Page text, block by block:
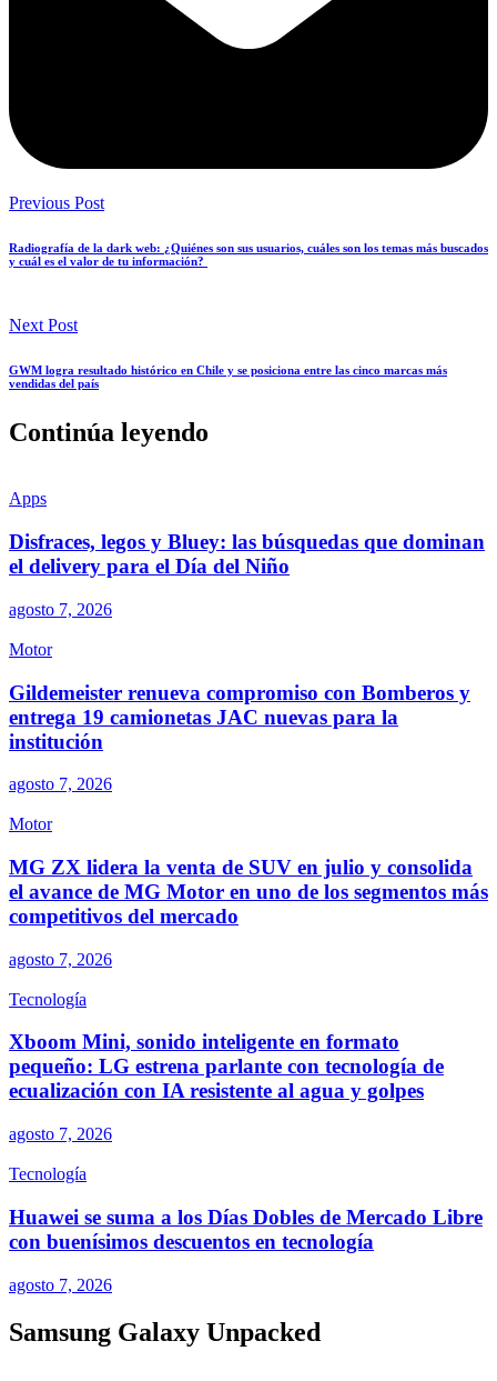
Previous Post
Radiografía de la dark web: ¿Quiénes son sus usuarios, cuáles son los temas más buscados
y cuál es el valor de tu información?
Next Post
GWM logra resultado histórico en Chile y se posiciona entre las cinco marcas más
vendidas del país
Continúa leyendo
Apps
Disfraces, legos y Bluey: las búsquedas que dominan
el delivery para el Día del Niño
agosto 7, 2026
Motor
Gildemeister renueva compromiso con Bomberos y
entrega 19 camionetas JAC nuevas para la
institución
agosto 7, 2026
Motor
MG ZX lidera la venta de SUV en julio y consolida
el avance de MG Motor en uno de los segmentos más
competitivos del mercado
agosto 7, 2026
Tecnología
Xboom Mini, sonido inteligente en formato
pequeño: LG estrena parlante con tecnología de
ecualización con IA resistente al agua y golpes
agosto 7, 2026
Tecnología
Huawei se suma a los Días Dobles de Mercado Libre
con buenísimos descuentos en tecnología
agosto 7, 2026
Samsung Galaxy Unpacked